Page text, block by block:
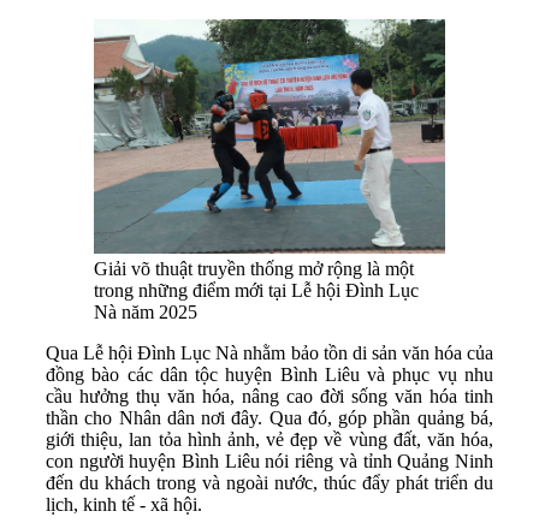
Giải võ thuật truyền thống mở rộng là một
trong những điểm mới tại Lễ hội Đình Lục
Nà năm 2025
Qua Lễ hội Đình Lục Nà nhằm bảo tồn di sản văn hóa của
đồng bào các dân tộc huyện Bình Liêu và phục vụ nhu
cầu hưởng thụ văn hóa, nâng cao đời sống văn hóa tinh
thần cho Nhân dân nơi đây. Qua đó, góp phần quảng bá,
giới thiệu, lan tỏa hình ảnh, vẻ đẹp về vùng đất, văn hóa,
con người huyện Bình Liêu nói riêng và tỉnh Quảng Ninh
đến du khách trong và ngoài nước, thúc đẩy phát triển du
lịch, kinh tế - xã hội.